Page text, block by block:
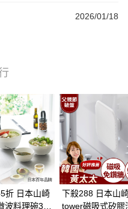
2026/01/18
折 日本山崎
波料理碗3入
下殺288 日本山
tower磁吸式矽膠